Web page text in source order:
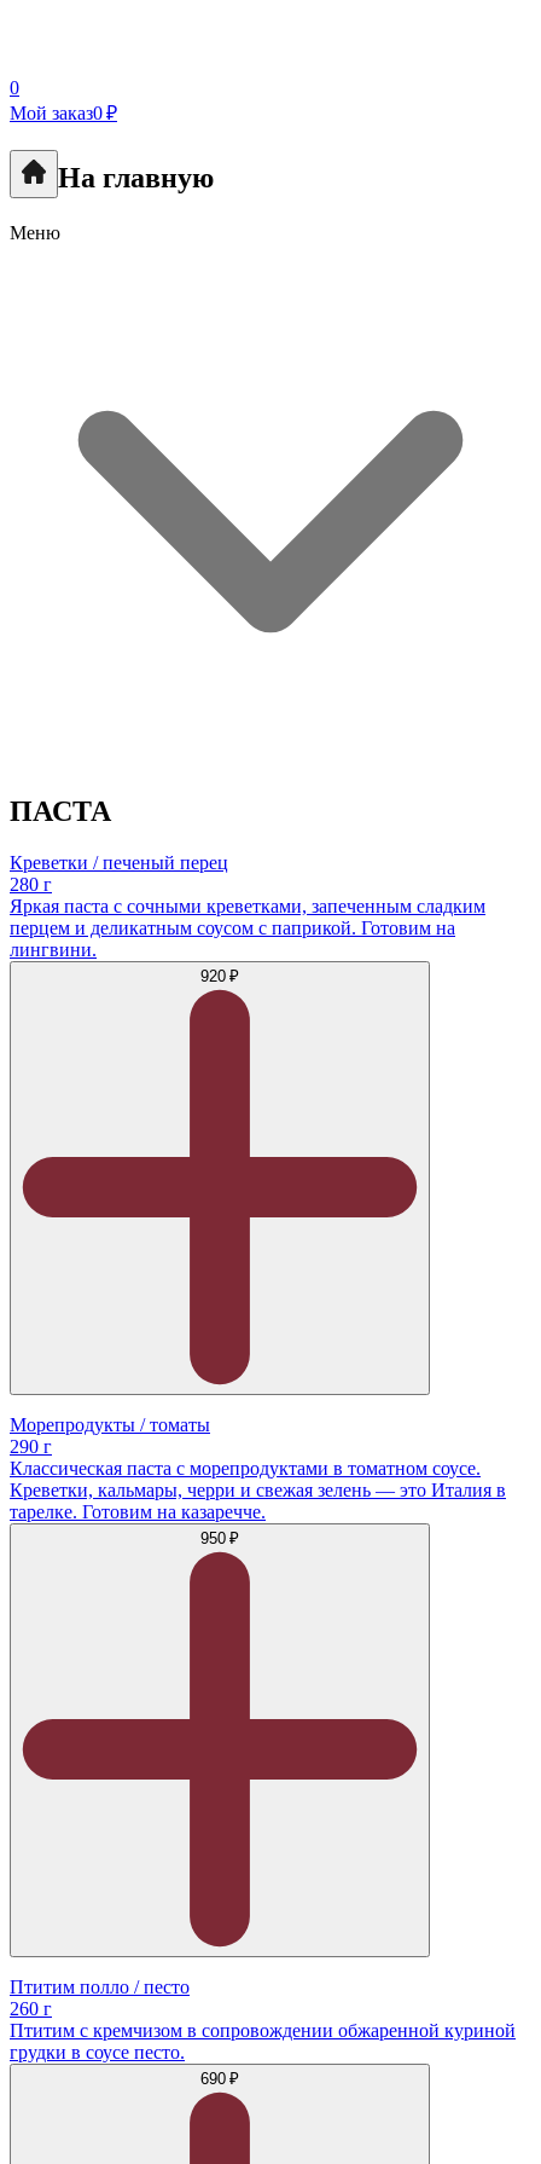
0
Мой заказ0 ₽
На главную
Меню
ПАСТА
Креветки / печеный перец
280 г
Яркая паста с сочными креветками, запеченным сладким
перцем и деликатным соусом с паприкой. Готовим на
лингвини.
920 ₽
Морепродукты / томаты
290 г
Классическая паста с морепродуктами в томатном соусе.
Креветки, кальмары, черри и свежая зелень — это Италия в
тарелке. Готовим на казаречче.
950 ₽
Птитим полло / песто
260 г
Птитим с кремчизом в сопровождении обжаренной куриной
грудки в соусе песто.
690 ₽